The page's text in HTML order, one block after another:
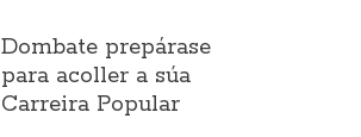
Dombate prepárase
para acoller a súa
Carreira Popular